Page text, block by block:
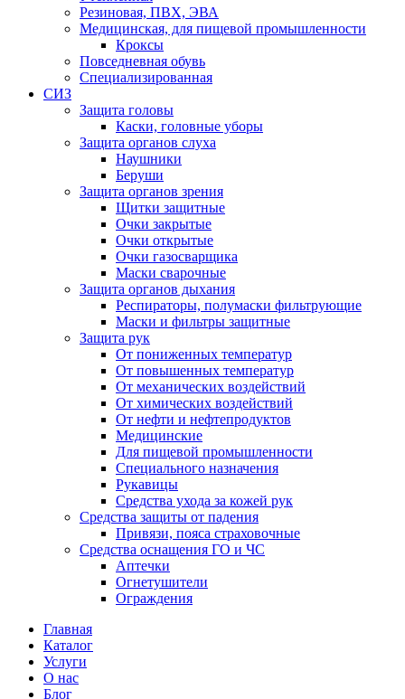
Резиновая, ПВХ, ЭВА
Медицинская, для пищевой промышленности
Кроксы
Повседневная обувь
Специализированная
СИЗ
Защита головы
Каски, головные уборы
Защита органов слуха
Наушники
Беруши
Защита органов зрения
Щитки защитные
Очки закрытые
Очки открытые
Очки газосварщика
Маски сварочные
Защита органов дыхания
Респираторы, полумаски фильтрующие
Маски и фильтры защитные
Защита рук
От пониженных температур
От повышенных температур
От механических воздействий
От химических воздействий
От нефти и нефтепродуктов
Медицинские
Для пищевой промышленности
Специального назначения
Рукавицы
Средства ухода за кожей рук
Средства защиты от падения
Привязи, пояса страховочные
Средства оснащения ГО и ЧС
Аптечки
Огнетушители
Ограждения
Главная
Каталог
Услуги
О нас
Блог